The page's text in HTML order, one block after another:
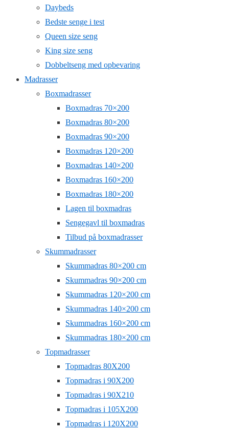
Daybeds
Bedste senge i test
Queen size seng
King size seng
Dobbeltseng med opbevaring
Madrasser
Boxmadrasser
Boxmadras 70×200
Boxmadras 80×200
Boxmadras 90×200
Boxmadras 120×200
Boxmadras 140×200
Boxmadras 160×200
Boxmadras 180×200
Lagen til boxmadras
Sengegavl til boxmadras
Tilbud på boxmadrasser
Skummadrasser
Skummadras 80×200 cm
Skummadras 90×200 cm
Skummadras 120×200 cm
Skummadras 140×200 cm
Skummadras 160×200 cm
Skummadras 180×200 cm
Topmadrasser
Topmadras 80X200
Topmadras i 90X200
Topmadras i 90X210
Topmadras i 105X200
Topmadras i 120X200